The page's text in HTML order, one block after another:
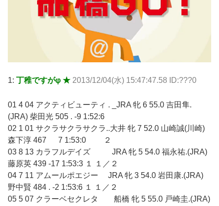
1: 丁稚ですがφ ★ 2013/12/04(水) 15:47:47.58 ID:???0
01 4 04 アクティビューティ . _JRA 牝 6 55.0 吉田隼.
(JRA) 柴田光 505 . -9 1:52:6
02 1 01 サクラサクラサクラ..大井 牝 7 52.0 山崎誠(川崎)
森下淳 467 7 1:53:0 ２
03 8 13 カラフルデイズ JRA 牝 5 54.0 福永祐.(JRA)
藤原英 439 -17 1:53:3 １ １／２
04 7 11 アムールポエジー JRA 牝 3 54.0 岩田康.(JRA)
野中賢 484 . -2 1:53:6 １ １／２
05 5 07 クラーベセクレタ 船橋 牝 5 55.0 戸崎圭.(JRA)